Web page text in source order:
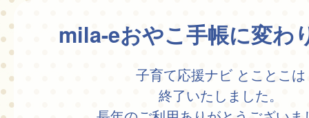
mila-eおやこ手帳に変わ
子育て応援ナビ とことこは
終了いたしました。